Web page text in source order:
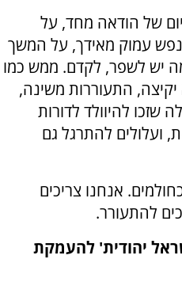
של הודאה מחד, על
עמוק מאידך, על המשך
יש לשפר, לקדם. ממש כמו
התעוררות משינה,
להיוולד לדורות
ועלולים להתרגל גם
אנחנו צריכים
להתעורר.
יהודית' להעמקת